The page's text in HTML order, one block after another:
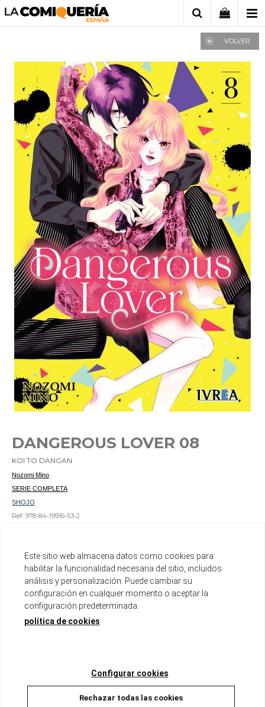
VOLVER
DANGEROUS LOVER 08
KOI TO DANGAN
Nozomi Mino
SERIE COMPLETA
SHOJO
Ref. 978-84-19916-53-2
Serie de 12 tomos
Tomo de aproximadamente 200 páginas
Formato tankoubon con sobrecubierta
Disponible
AÑADIR A LA CESTA
Este sitio web almacena datos como cookies para
habilitar la funcionalidad necesaria del sitio, incluidos
análisis y personalización. Puede cambiar su
configuración en cualquier momento o aceptar la
configuración predeterminada.
política de cookies
Configurar cookies
Rechazar todas las cookies